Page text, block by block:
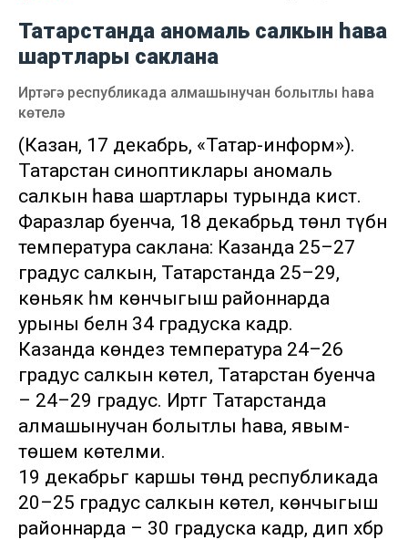
Татарстанда аномаль салкын һава
шартлары саклана
Иртәгә республикада алмашынучан болытлы һава
көтелә
(Казан, 17 декабрь, «Татар-информ»).
Татарстан синоптиклары аномаль
салкын һава шартлары турында кисәтә.
Фаразлар буенча, 18 декабрьдә төнлә түбән
температура саклана: Казанда 25–27
градус салкын, Татарстанда 25–29, ә
көньяк һәм көнчыгыш районнарда
урыны белән 34 градуска кадәр.
Казанда көндез температура 24–26
градус салкын көтелә, Татарстан буенча
– 24–29 градус. Иртәгә Татарстанда
алмашынучан болытлы һава, явым-
төшем көтелми.
19 декабрьгә каршы төндә республикада
20–25 градус салкын көтелә, көнчыгыш
районнарда – 30 градуска кадәр, дип хәбәр